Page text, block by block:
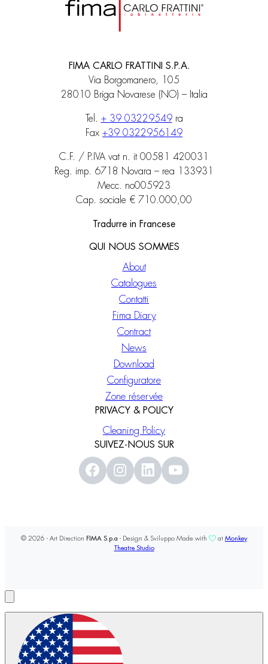
FIMA CARLO FRATTINI S.P.A.
Via Borgomanero, 105
28010 Briga Novarese (NO) – Italia
Tel. + 39 03229549ra
Fax +39 0322956149
C.F. / P.IVA vat n. it 00581 420031
Reg. imp. 6718 Novara – rea 133931
Mecc. no005923
Cap. sociale € 710.000,00
Tradurre in Francese
QUI NOUS SOMMES
About
Catalogues
Contatti
Fima Diary
Contract
News
Download
Configuratore
Zone réservée
PRIVACY & POLICY
Cleaning Policy
SUIVEZ-NOUS SUR
© 2026 - Art Direction FIMA S.p.a - Design & Sviluppo Made with at Monkey
Theatre Studio